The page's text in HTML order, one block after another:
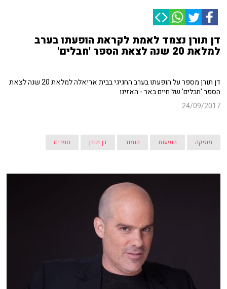
דן תורן נצמד לאמת לקראת הופעתו בערב
למלאת 20 שנה לצאת הספר 'חבלים'
דן תורן מספר על הופעתו בערב החגיגי בבית אריאלה למלאת 20 שנה לצאת
הספר 'חבלים' של חיים באר - האזינו
24/09/2017
מוזיקה הופעות הומור דן תורן ספרים